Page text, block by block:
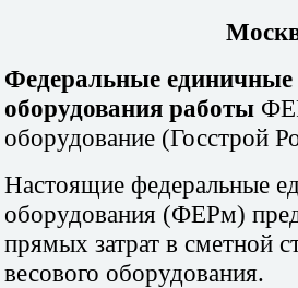
Федеральные единичные
оборудования работы
оборудование (Госстрой
Настоящие федеральные
оборудования (ФЕРм)
прямых затрат в сметной
весового оборудования.